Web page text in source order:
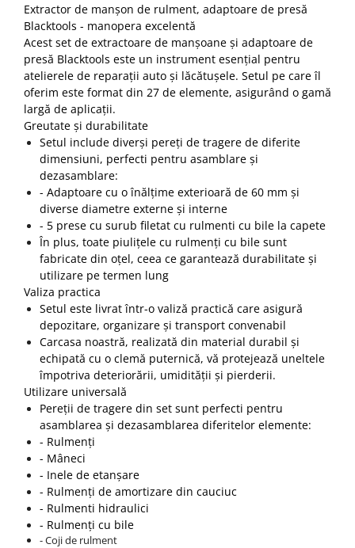
Extractor de manșon de rulment, adaptoare de presă
Blacktools - manopera excelentă
Acest set de extractoare de manșoane și adaptoare de
presă Blacktools este un instrument esențial pentru
atelierele de reparații auto și lăcătușele. Setul pe care îl
oferim este format din 27 de elemente, asigurând o gamă
largă de aplicații.
Greutate și durabilitate
Setul include diverși pereți de tragere de diferite
dimensiuni, perfecti pentru asamblare și
dezasamblare:
- Adaptoare cu o înălțime exterioară de 60 mm și
diverse diametre externe și interne
- 5 prese cu surub filetat cu rulmenti cu bile la capete
În plus, toate piulițele cu rulmenți cu bile sunt
fabricate din oțel, ceea ce garantează durabilitate și
utilizare pe termen lung
Valiza practica
Setul este livrat într-o valiză practică care asigură
depozitare, organizare și transport convenabil
Carcasa noastră, realizată din material durabil și
echipată cu o clemă puternică, vă protejează uneltele
împotriva deteriorării, umidității și pierderii.
Utilizare universală
Pereții de tragere din set sunt perfecti pentru
asamblarea și dezasamblarea diferitelor elemente:
- Rulmenți
- Mâneci
- Inele de etanșare
- Rulmenți de amortizare din cauciuc
- Rulmenti hidraulici
- Rulmenți cu bile
- Coji de rulment